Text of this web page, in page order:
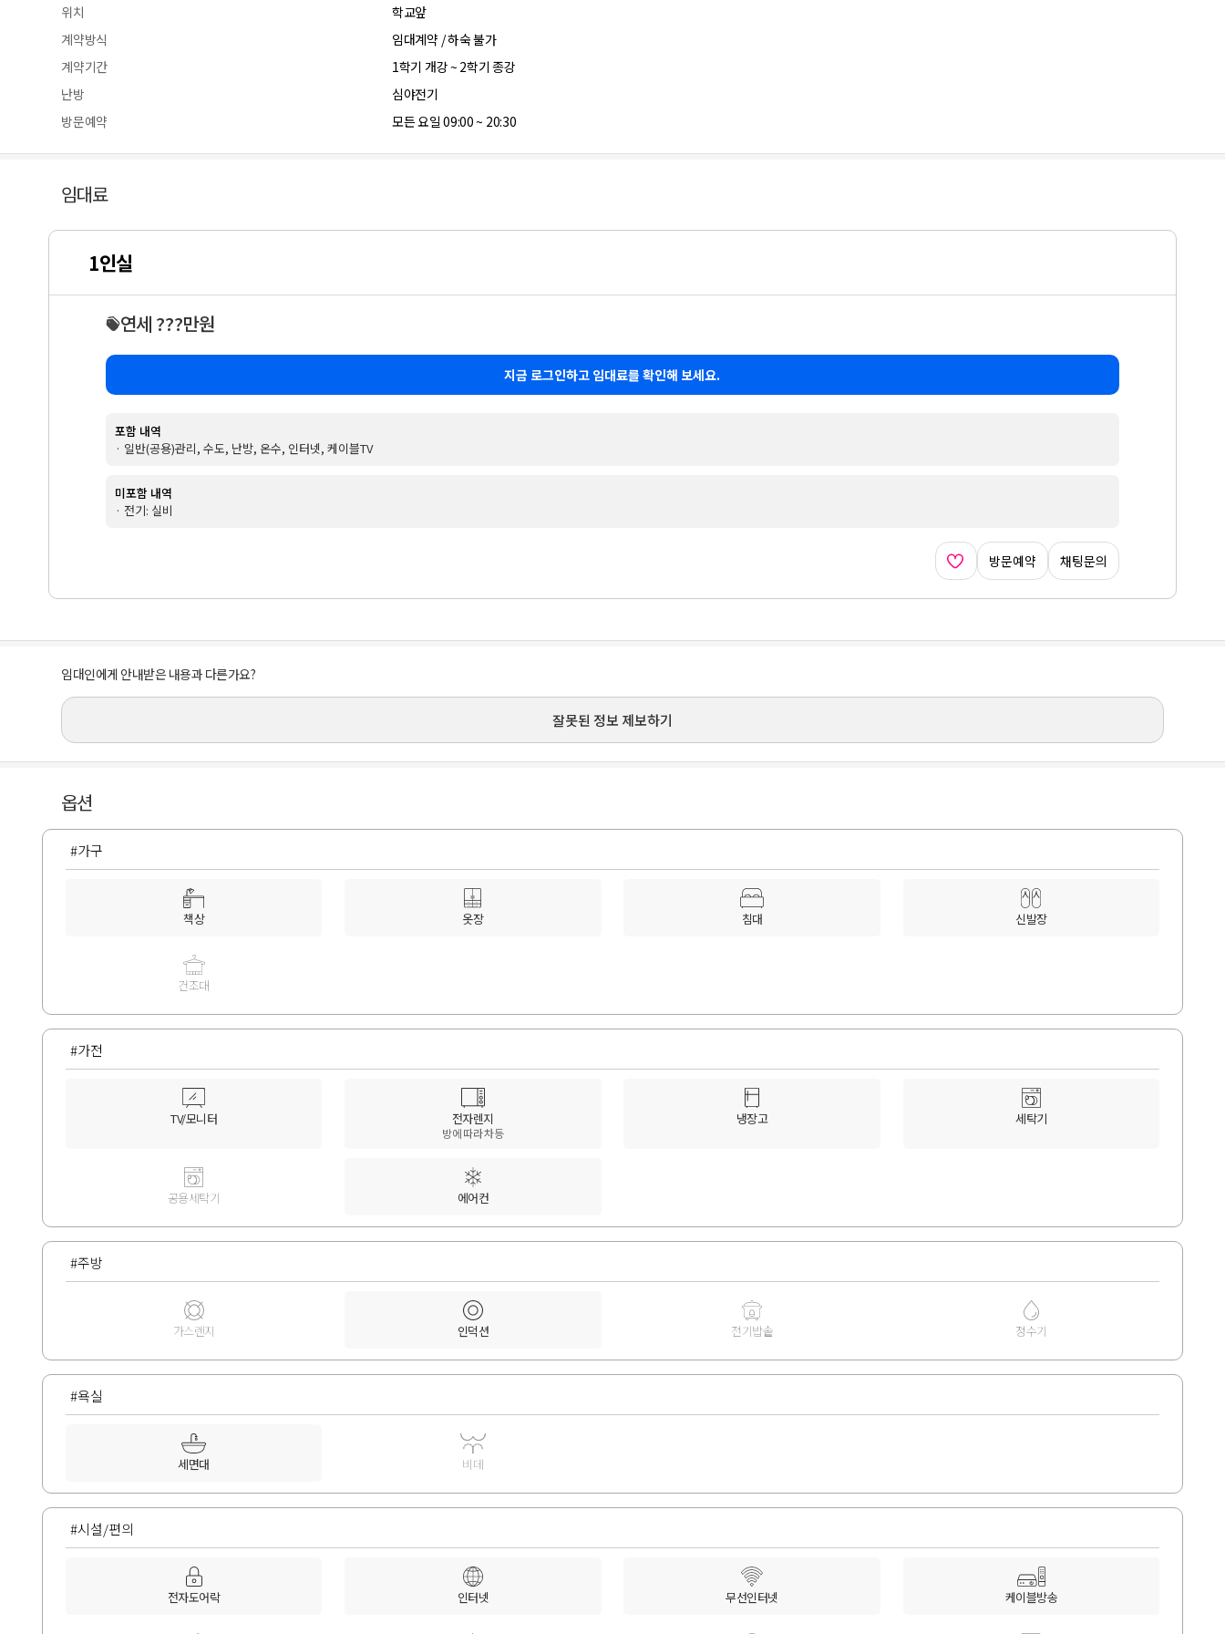
위치
학교앞
계약방식
임대계약 / 하숙 불가
계약기간
1학기 개강 ~ 2학기 종강
난방
심야전기
방문예약
모든 요일 09:00 ~ 20:30
임대료
1인실
연세 ???만원
지금 로그인하고 임대료를 확인해 보세요.
포함 내역
· 일반(공용)관리, 수도, 난방, 온수, 인터넷, 케이블TV
미포함 내역
· 전기: 실비
방문예약 채팅문의
임대인에게 안내받은 내용과 다른가요?
잘못된 정보 제보하기
옵션
#가구
책상 옷장 침대 신발장
건조대
#가전
TV/모니터 전자렌지
방에 따라 차등
냉장고 세탁기
공용세탁기 에어컨
#주방
가스렌지 인덕션 전기밥솥 정수기
#욕실
세면대 비데
#시설/편의
전자도어락 인터넷 무선인터넷 케이블방송